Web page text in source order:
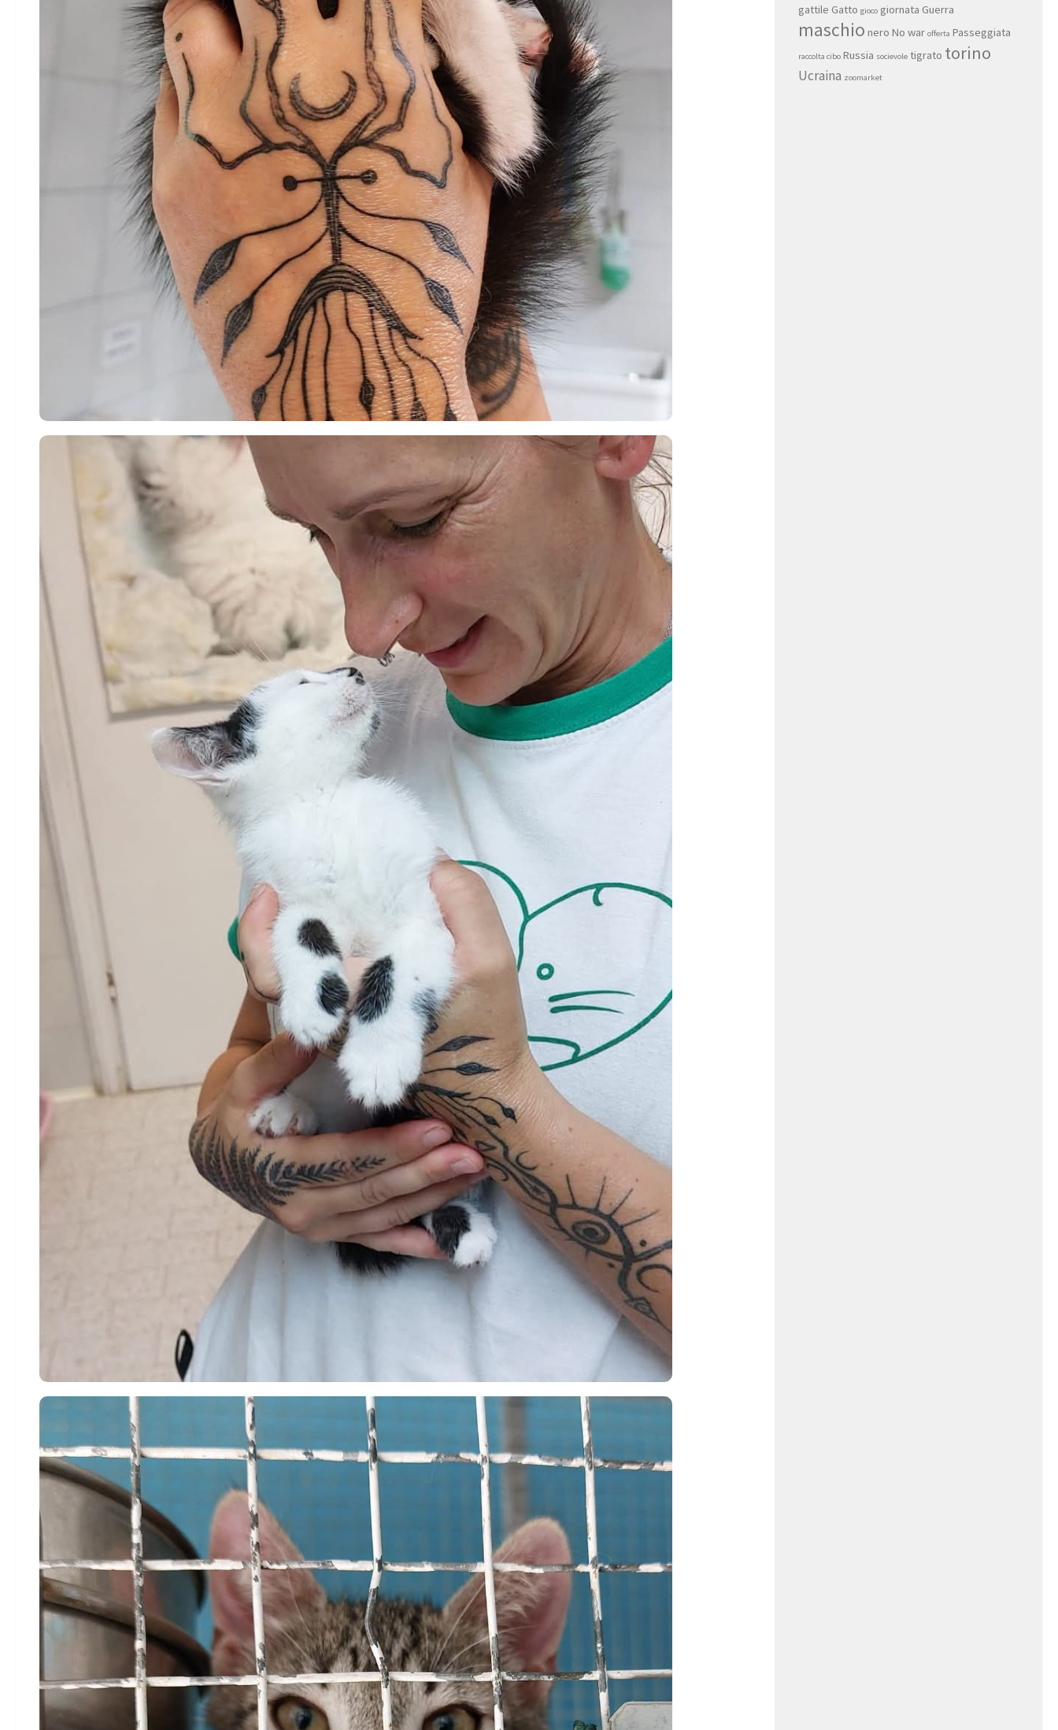
gattile Gatto gioco giornata Guerra
maschio nero No war offerta Passeggiata
raccolta cibo Russia socievole tigrato torino
Ucraina zoomarket